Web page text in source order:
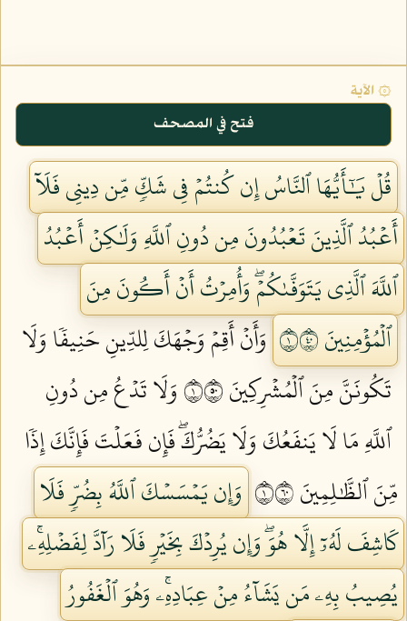
۞ الآية
فتح في المصحف
قُلۡ يَٰٓأَيُّهَا ٱلنَّاسُ إِن كُنتُمۡ فِي شَكّٖ مِّن دِينِي فَلَآ
أَعۡبُدُ ٱلَّذِينَ تَعۡبُدُونَ مِن دُونِ ٱللَّهِ وَلَٰكِنۡ أَعۡبُدُ
ٱللَّهَ ٱلَّذِي يَتَوَفَّىٰكُمۡۖ وَأُمِرۡتُ أَنۡ أَكُونَ مِنَ
ٱلۡمُؤۡمِنِينَ ١٠٤
وَأَنۡ أَقِمۡ وَجۡهَكَ لِلدِّينِ حَنِيفٗا وَلَا
تَكُونَنَّ مِنَ ٱلۡمُشۡرِكِينَ ١٠٥
وَلَا تَدۡعُ مِن دُونِ
ٱللَّهِ مَا لَا يَنفَعُكَ وَلَا يَضُرُّكَۖ فَإِن فَعَلۡتَ فَإِنَّكَ إِذٗا
مِّنَ ٱلظَّٰلِمِينَ ١٠٦
وَإِن يَمۡسَسۡكَ ٱللَّهُ بِضُرّٖ فَلَا
كَاشِفَ لَهُۥٓ إِلَّا هُوَۖ وَإِن يُرِدۡكَ بِخَيۡرٖ فَلَا رَآدَّ لِفَضۡلِهِۦۚ
يُصِيبُ بِهِۦ مَن يَشَآءُ مِنۡ عِبَادِهِۦۚ وَهُوَ ٱلۡغَفُورُ